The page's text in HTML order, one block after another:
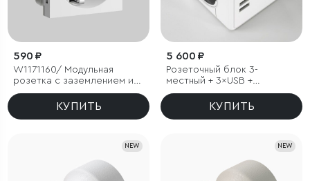
590 ₽
W1171160/ Модульная
розетка с заземлением и
шторками 45*45 (белый)
КУПИТЬ
5 600 ₽
Розеточный блок 3-
местный + 3×USB +
беспроводная зарядка
КУПИТЬ
NEW NEW